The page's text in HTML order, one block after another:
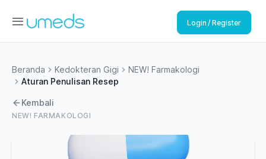
Login / Register
Beranda Kedokteran Gigi
NEW! Farmakologi
Aturan Penulisan Resep
NEW! FARMAKOLOGI
Kembali